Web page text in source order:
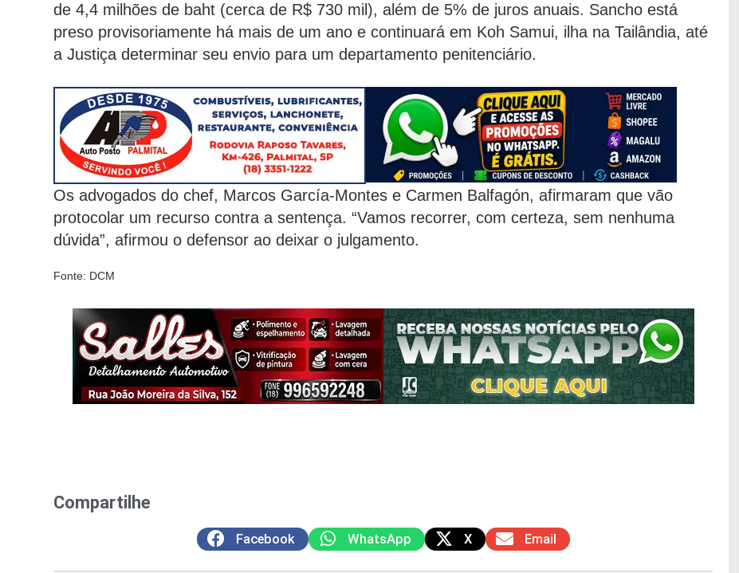
de 4,4 milhões de baht (cerca de R$ 730 mil), além de 5% de juros anuais. Sancho está
preso provisoriamente há mais de um ano e continuará em Koh Samui, ilha na Tailândia, até
a Justiça determinar seu envio para um departamento penitenciário.
Os advogados do chef, Marcos García-Montes e Carmen Balfagón, afirmaram que vão
protocolar um recurso contra a sentença. “Vamos recorrer, com certeza, sem nenhuma
dúvida”, afirmou o defensor ao deixar o julgamento.
Fonte: DCM
Compartilhe
Facebook WhatsApp X Email